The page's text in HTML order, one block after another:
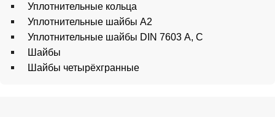
Уплотнительные кольца
Уплотнительные шайбы A2
Уплотнительные шайбы DIN 7603 А, С
Шайбы
Шайбы четырёхгранные